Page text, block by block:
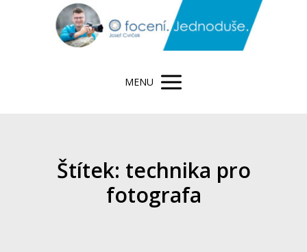
MENU
Štítek: technika pro
fotografa